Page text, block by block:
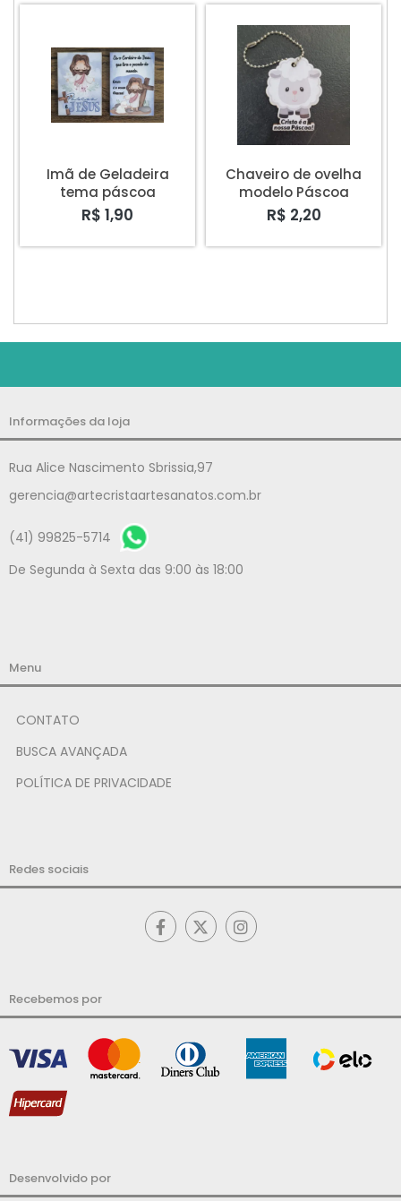
Imã de Geladeira
tema páscoa
R$ 1,90
Chaveiro de ovelha
modelo Páscoa
R$ 2,20
Informações da loja
Rua Alice Nascimento Sbrissia,97
gerencia@artecristaartesanatos.com.br
(41) 99825-5714
De Segunda à Sexta das 9:00 às 18:00
Menu
CONTATO
BUSCA AVANÇADA
POLÍTICA DE PRIVACIDADE
Redes sociais
Recebemos por
Desenvolvido por